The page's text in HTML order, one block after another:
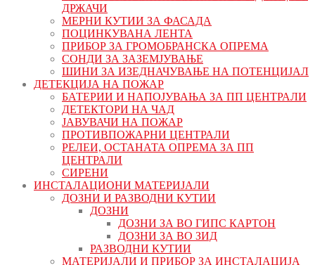
ДРЖАЧИ
МЕРНИ КУТИИ ЗА ФАСАДА
ПОЦИНКУВАНА ЛЕНТА
ПРИБОР ЗА ГРОМОБРАНСКА ОПРЕМА
СОНДИ ЗА ЗАЗЕМЈУВАЊЕ
ШИНИ ЗА ИЗЕДНАЧУВАЊЕ НА ПОТЕНЦИЈАЛ
ДЕТЕКЦИЈА НА ПОЖАР
БАТЕРИИ И НАПОЈУВАЊА ЗА ПП ЦЕНТРАЛИ
ДЕТЕКТОРИ НА ЧАД
ЈАВУВАЧИ НА ПОЖАР
ПРОТИВПОЖАРНИ ЦЕНТРАЛИ
РЕЛЕИ, ОСТАНАТА ОПРЕМА ЗА ПП
ЦЕНТРАЛИ
СИРЕНИ
ИНСТАЛАЦИОНИ МАТЕРИЈАЛИ
ДОЗНИ И РАЗВОДНИ КУТИИ
ДОЗНИ
ДОЗНИ ЗА ВО ГИПС КАРТОН
ДОЗНИ ЗА ВО ЗИД
РАЗВОДНИ КУТИИ
МАТЕРИЈАЛИ И ПРИБОР ЗА ИНСТАЛАЦИЈА